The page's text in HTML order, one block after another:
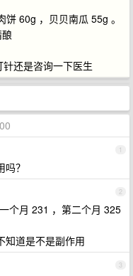
60g ，贝贝南瓜 55g 。
还是咨询一下医生
1
？
2
个月 231 ，第二个月 325
知道是不是副作用
3